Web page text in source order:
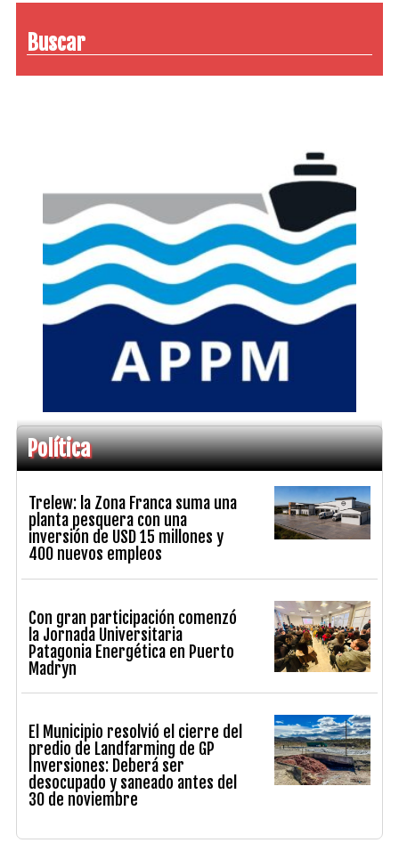
Buscar
Política
Trelew: la Zona Franca suma una
planta pesquera con una
inversión de USD 15 millones y
400 nuevos empleos
Con gran participación comenzó
la Jornada Universitaria
Patagonia Energética en Puerto
Madryn
El Municipio resolvió el cierre del
predio de Landfarming de GP
Inversiones: Deberá ser
desocupado y saneado antes del
30 de noviembre